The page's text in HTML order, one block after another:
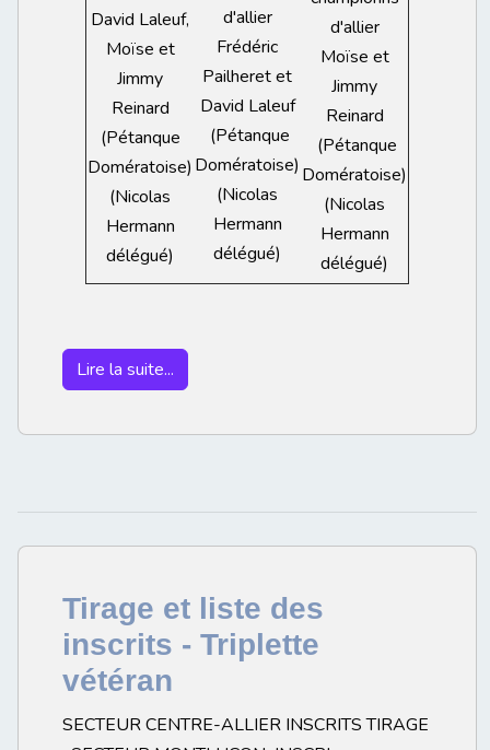
David Laleuf,
Moïse et
Jimmy
Reinard
(Pétanque
Domératoise)
(Nicolas
Hermann
délégué)
d'allier
Frédéric
Pailheret et
David Laleuf
(Pétanque
Domératoise)
(Nicolas
Hermann
délégué)
d'allier
Moïse et
Jimmy
Reinard
(Pétanque
Domératoise)
(Nicolas
Hermann
délégué)
Lire la suite...
Tirage et liste des
inscrits - Triplette
vétéran
SECTEUR CENTRE-ALLIER INSCRITS TIRAGE